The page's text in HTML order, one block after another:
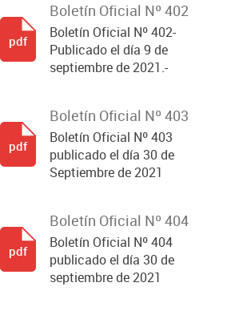
Boletín Oficial Nº 402
Boletín Oficial Nº 402-
Publicado el día 9 de
septiembre de 2021.-
pdf
Boletín Oficial Nº 403
Boletín Oficial Nº 403
publicado el día 30 de
Septiembre de 2021
pdf
Boletín Oficial Nº 404
Boletín Oficial Nº 404
publicado el día 30 de
septiembre de 2021
pdf